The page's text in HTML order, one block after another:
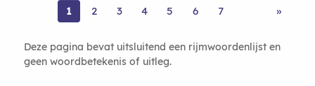
1 2 3 4 5 6 7 »
Deze pagina bevat uitsluitend een rijmwoordenlijst en
geen woordbetekenis of uitleg.